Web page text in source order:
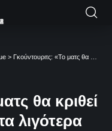
> Γκούντουριτς: «Το ματς θα κριθεί στο ποιος θα κάνει τα λιγότερα λάθη – Εκπληκτικός ο Ναν»
θα κριθεί
λιγότερα